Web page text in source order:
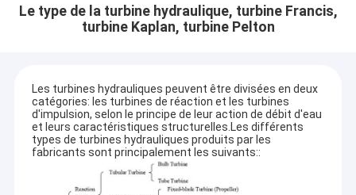
Le type de la turbine hydraulique, turbine Francis,
turbine Kaplan, turbine Pelton
Les turbines hydrauliques peuvent être divisées en deux
catégories: les turbines de réaction et les turbines
d'impulsion, selon le principe de leur action de débit d'eau
et leurs caractéristiques structurelles.Les différents
types de turbines hydrauliques produits par les
fabricants sont principalement les suivants::